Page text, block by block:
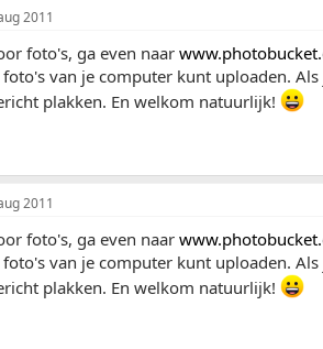
2011
foto's, ga even naar
foto's van je computer kunt uploaden.
plakken. En welkom natuurlijk!
2011
foto's, ga even naar
foto's van je computer kunt uploaden.
plakken. En welkom natuurlijk!